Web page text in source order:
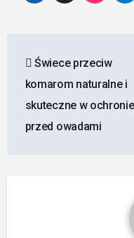
wpisu
Świece przeciw
komarom naturalne i
skuteczne w ochronie
przed owadami